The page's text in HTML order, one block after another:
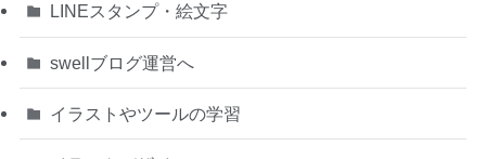
LINEスタンプ・絵文字
swellブログ運営へ
イラストやツールの学習